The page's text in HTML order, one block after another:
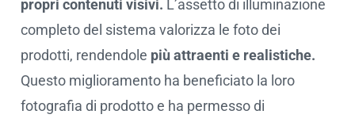
propri contenuti visivi. L’assetto di illuminazione
completo del sistema valorizza le foto dei
prodotti, rendendole più attraenti e realistiche.
Questo miglioramento ha beneficiato la loro
fotografia di prodotto e ha permesso di